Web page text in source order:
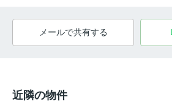
メールで共有する
近隣の物件